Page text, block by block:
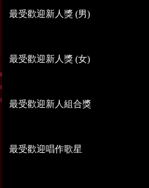
最受歡迎新人獎 (男)
最受歡迎新人獎 (女)
最受歡迎新人組合獎
最受歡迎唱作歌星